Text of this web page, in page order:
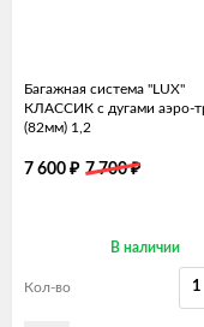
Багажная система "LUX"
КЛАССИК с дугами аэро-
(82мм) 1,2
7 600 ₽ 7 700₽
В наличии
Кол-во